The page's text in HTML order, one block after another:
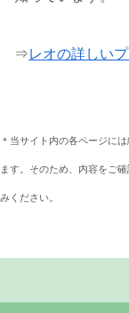
⇒レオの詳しい
＊当サイト内の各ページに
ます。そのため、内容をご
みください。